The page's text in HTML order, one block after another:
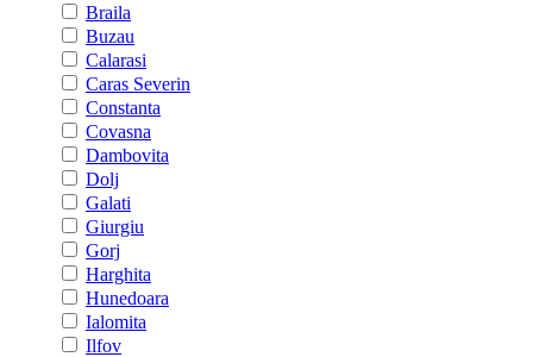
Braila
Buzau
Calarasi
Caras Severin
Constanta
Covasna
Dambovita
Dolj
Galati
Giurgiu
Gorj
Harghita
Hunedoara
Ialomita
Ilfov